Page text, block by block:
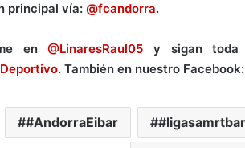
principal vía: @fcandorra.
en @LinaresRaul05 y sigan toda
. También en nuestro Facebook:
#AndorraEibar